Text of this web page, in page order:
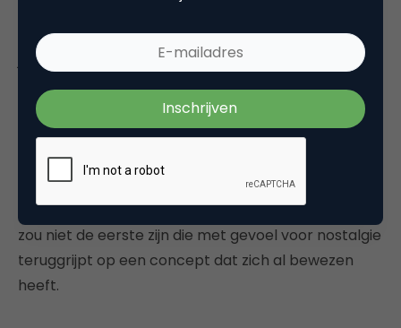
wel, want je wilt voorkomen dat niemand meer op
je typetjes zit te wachten. Anderzijds gooi je
natuurlijk wel iets weg dat je heel zorgvuldig hebt
opgebouwd. Gaat een nieuw concept dat op
termijn evenaren of overtreffen? Het enige wat ons
als kijkers te doen staat, is afwachten waar ze mee
gaan komen. En ach, ze kunnen altijd nog dit
concept nieuw leven inblazen over een tijdje. OHRA
zou niet de eerste zijn die met gevoel voor nostalgie
teruggrijpt op een concept dat zich al bewezen
heeft.